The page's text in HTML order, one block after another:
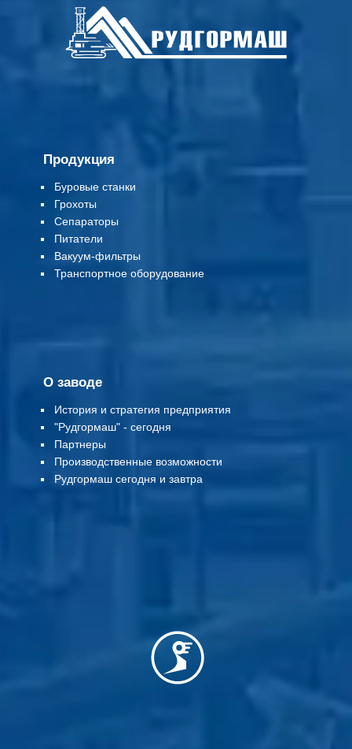
Продукция
Буровые станки
Грохоты
Сепараторы
Питатели
Вакуум-фильтры
Транспортное оборудование
О заводе
История и стратегия предприятия
"Рудгормаш" - сегодня
Партнеры
Производственные возможности
Рудгормаш сегодня и завтра